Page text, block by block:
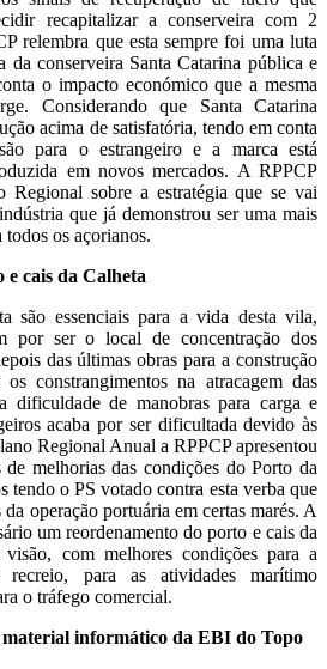
recapitalizar a conserveira com 2
relembra que esta sempre foi uma luta
da conserveira Santa Catarina pública e
o impacto económico que a mesma
Considerando que Santa Catarina
acima de satisfatória, tendo em conta
para o estrangeiro e a marca está
em novos mercados. A RPPCP
Regional sobre a estratégia que se vai
que já demonstrou ser uma mais
os açorianos.
cais da Calheta
são essenciais para a vida desta vila,
por ser o local de concentração dos
das últimas obras para a construção
constrangimentos na atracagem das
dificuldade de manobras para carga e
acaba por ser dificultada devido às
Regional Anual a RPPCP apresentou
melhorias das condições do Porto da
tendo o PS votado contra esta verba que
operação portuária em certas marés. A
um reordenamento do porto e cais da
com melhores condições para a
recreio, para as atividades marítimo
o tráfego comercial.
informático da EBI do Topo